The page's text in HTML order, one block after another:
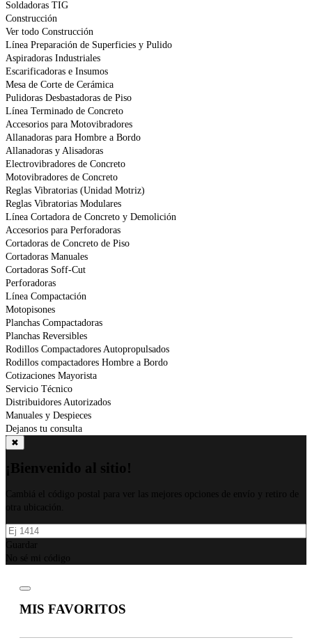
Soldadoras TIG
Construcción
Ver todo Construcción
Línea Preparación de Superficies y Pulido
Aspiradoras Industriales
Escarificadoras e Insumos
Mesa de Corte de Cerámica
Pulidoras Desbastadoras de Piso
Línea Terminado de Concreto
Accesorios para Motovibradores
Allanadoras para Hombre a Bordo
Allanadoras y Alisadoras
Electrovibradores de Concreto
Motovibradores de Concreto
Reglas Vibratorias (Unidad Motriz)
Reglas Vibratorias Modulares
Línea Cortadora de Concreto y Demolición
Accesorios para Perforadoras
Cortadoras de Concreto de Piso
Cortadoras Manuales
Cortadoras Soff-Cut
Perforadoras
Línea Compactación
Motopisones
Planchas Compactadoras
Planchas Reversibles
Rodillos Compactadores Autopropulsados
Rodillos compactadores Hombre a Bordo
Cotizaciones Mayorista
Servicio Técnico
Distribuidores Autorizados
Manuales y Despieces
Dejanos tu consulta
✖
¡Bienvenido al sitio!
Cambiá el código postal para ver las mejores opciones de envío y retiro de
otra ubicación.
Guardar
No sé mi código
MIS FAVORITOS